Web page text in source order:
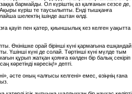
бармайды. Ол күріштің аз қалғанын сезсе де,
Ақыры күріш те таусылыпты. Енді тышқанға
шелектің ішінде аштан өлді.
қауіп пен қатер, қиыншылық кез келген уақытта
Өкінішке орай бірінші күні қармағына ешқандай
Үшінші күні де солай. Төртінші күні мүлде тым
құрып жатқан қоянға көлден бір балық секіріп
көретінді көресің!» депті.
әсте оның «алғысы келгені» емес, өзіңнің ғана